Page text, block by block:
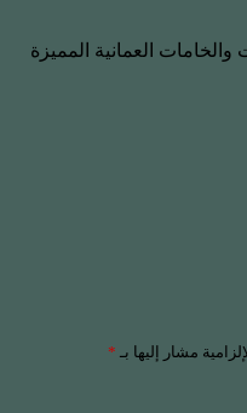
العمانية المميزة
مشار إليها بـ *